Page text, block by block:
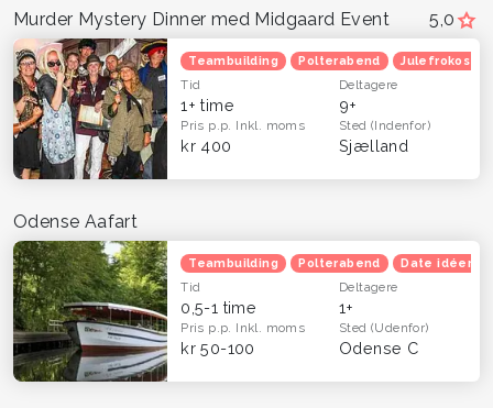
5,0
Murder Mystery Dinner med Midgaard Event
Teambuilding Polterabend Julefrokost
Tid
1+ time
Deltagere
9+
Pris p.p. Inkl. moms
kr 400
Sted(Indenfor)
Sjælland
Odense Aafart
Teambuilding Polterabend Date idéer
Tid
0,5-1 time
Deltagere
1+
Pris p.p. Inkl. moms
kr 50-100
Sted(Udenfor)
Odense C